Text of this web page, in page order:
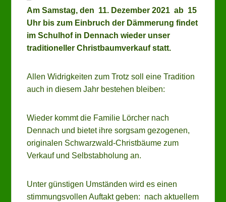
Am Samstag, den 11. Dezember 2021 ab 15
Uhr bis zum Einbruch der Dämmerung findet
im Schulhof in Dennach wieder unser
traditioneller Christbaumverkauf statt.
Allen Widrigkeiten zum Trotz soll eine Tradition
auch in diesem Jahr bestehen bleiben:
Wieder kommt die Familie Lörcher nach
Dennach und bietet ihre sorgsam gezogenen,
originalen Schwarzwald-Christbäume zum
Verkauf und Selbstabholung an.
Unter günstigen Umständen wird es einen
stimmungsvollen Auftakt geben: nach aktuellem